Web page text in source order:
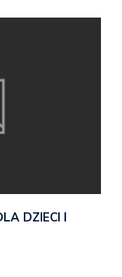
DZIECI I